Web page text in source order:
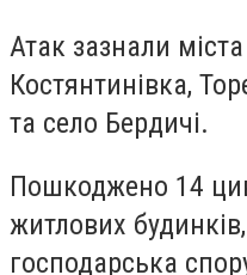
Атак зазнали міста
Костянтинівка,
та село Бердичі.
Пошкоджено 14
житлових
господарська